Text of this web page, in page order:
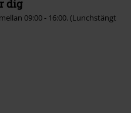
dig
09:00 - 16:00. (Lunchstängt